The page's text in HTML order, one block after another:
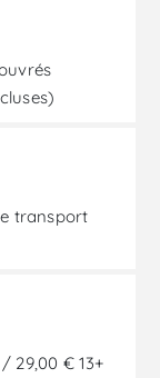
transport
29,00 € 13+